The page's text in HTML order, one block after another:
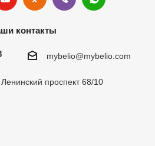
контакты
mybelio@mybelio.com
Ленинский проспект 68/10